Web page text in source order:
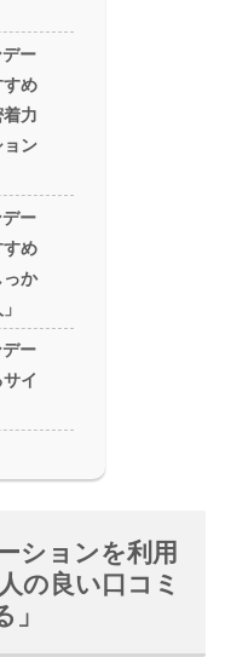
ー
すめ
力
ョン
ー
すめ
っか
ー
イ
ションを利用
の良い口コミ